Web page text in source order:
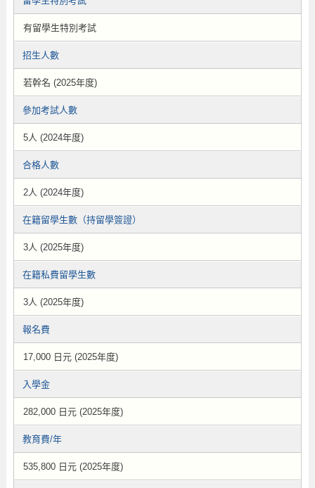
有留學生特別考試
招生人數
若幹名 (2025年度)
參加考試人數
5人 (2024年度)
合格人數
2人 (2024年度)
在籍留學生數（持留學簽證）
3人 (2025年度)
在籍私費留學生數
3人 (2025年度)
報名費
17,000 日元 (2025年度)
入學金
282,000 日元 (2025年度)
教育費/年
535,800 日元 (2025年度)